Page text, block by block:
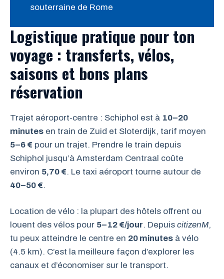
souterraine de Rome
Logistique pratique pour ton
voyage : transferts, vélos,
saisons et bons plans
réservation
Trajet aéroport-centre : Schiphol est à 10–20
minutes en train de Zuid et Sloterdijk, tarif moyen
5–6 € pour un trajet. Prendre le train depuis
Schiphol jusqu’à Amsterdam Centraal coûte
environ 5,70 €. Le taxi aéroport tourne autour de
40–50 €.
Location de vélo : la plupart des hôtels offrent ou
louent des vélos pour 5–12 €/jour. Depuis citizenM,
tu peux atteindre le centre en 20 minutes à vélo
(4.5 km). C’est la meilleure façon d’explorer les
canaux et d’économiser sur le transport.